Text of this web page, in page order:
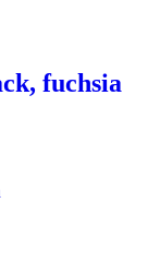
fuchsia